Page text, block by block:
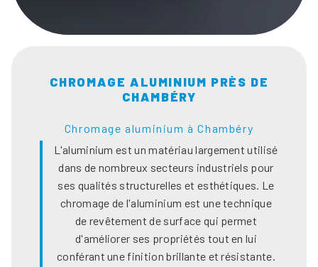
CHROMAGE ALUMINIUM PRÈS DE
CHAMBÉRY
Chromage aluminium à Chambéry
L'aluminium est un matériau largement utilisé
dans de nombreux secteurs industriels pour
ses qualités structurelles et esthétiques. Le
chromage de l'aluminium est une technique
de revêtement de surface qui permet
d'améliorer ses propriétés tout en lui
conférant une finition brillante et résistante.